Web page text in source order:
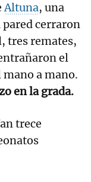
Altuna, una
pared cerraron
tres remates,
el
mano a mano.
en la grada.
trece